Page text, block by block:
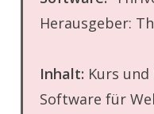
Herausgeber:
Inhalt: Kurs
Software für